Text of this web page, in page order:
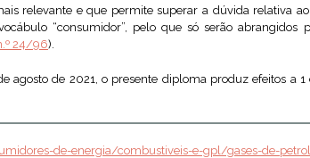
relevante e que permite superar a dúvida relativa
“consumidor”, pelo que só serão
24/96).
agosto de 2021, o presente diploma produz efeitos a
de-energia/combustiveis-e-gpl/gases-de-